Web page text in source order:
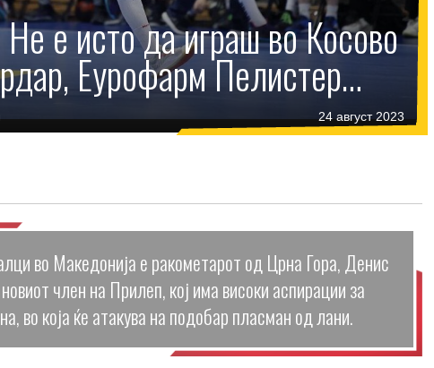
е исто да играш во Косово
Еурофарм Пелистер…
24 август 2023
во Македонија е ракометарот од Црна Гора, Денис
член на Прилеп, кој има високи аспирации за
во која ќе атакува на подобар пласман од лани.